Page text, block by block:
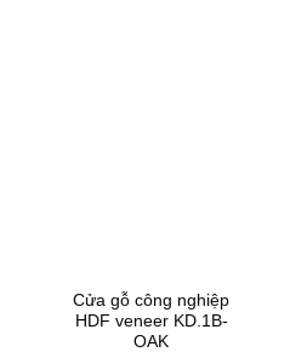
Cửa gỗ công nghiệp
HDF veneer KD.1B-
OAK